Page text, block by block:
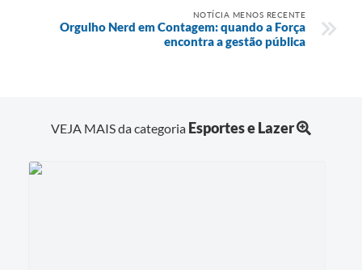
NOTÍCIA MENOS RECENTE
Orgulho Nerd em Contagem: quando a Força
encontra a gestão pública
VEJA MAIS da categoria Esportes e Lazer